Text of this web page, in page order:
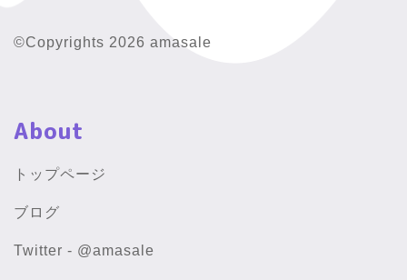
©Copyrights 2026 amasale
About
トップページ
ブログ
Twitter - @amasale